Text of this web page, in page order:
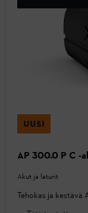
UUSI
AP 300.0 P C -
Akut ja laturit
Tehokas ja